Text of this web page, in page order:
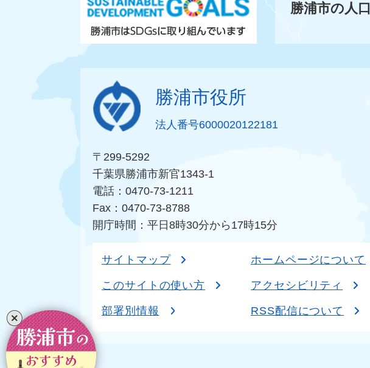
勝浦市の人口
勝浦市役所
法人番号6000020122181
〒299-5292
千葉県勝浦市新官1343-1
電話：0470-73-1211
Fax：0470-73-8788
開庁時間：平日8時30分から17時15分
サイトマップ ホームページについて
このサイトの使い方 アクセシビリティ
部署別情報 RSS配信について